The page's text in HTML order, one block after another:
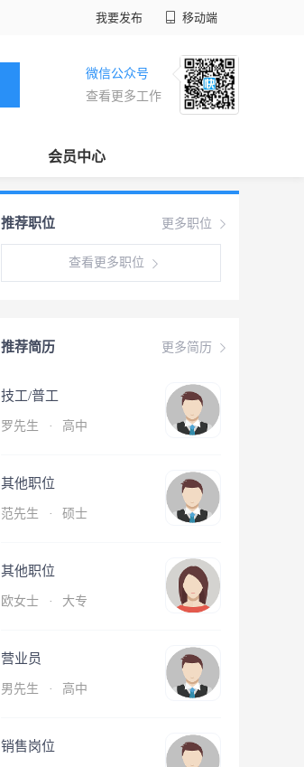
我要发布 移动端
微信公众号
查看更多工作
会员中心
更多职位
推荐职位
查看更多职位
更多简历
推荐简历
技工/普工
罗先生 · 高中
其他职位
范先生 · 硕士
其他职位
欧女士 · 大专
营业员
男先生 · 高中
销售岗位